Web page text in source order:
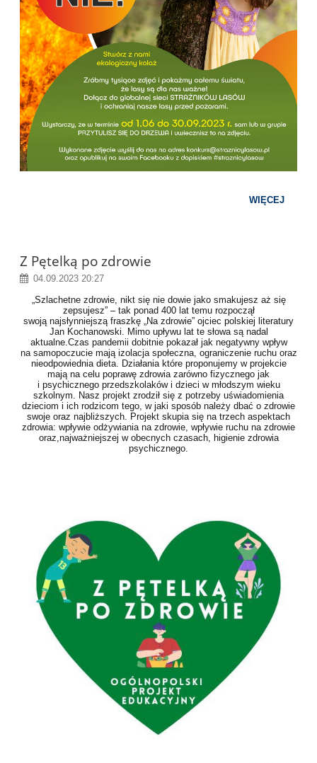
WIĘCEJ
Z Pętelką po zdrowie
04.09.2023 20:27
„Szlachetne zdrowie, nikt się nie dowie jako smakujesz aż się
zepsujesz” – tak ponad 400 lat temu rozpoczął
swoją najsłynniejszą fraszkę „Na zdrowie” ojciec polskiej literatury
Jan Kochanowski. Mimo upływu lat te słowa są nadal
aktualne.Czas pandemii dobitnie pokazał jak negatywny wpływ
na samopoczucie mają izolacja społeczna, ograniczenie ruchu oraz
nieodpowiednia dieta. Działania które proponujemy w projekcie
mają na celu poprawę zdrowia zarówno fizycznego jak
i psychicznego przedszkolaków i dzieci w młodszym wieku
szkolnym. Nasz projekt zrodził się z potrzeby uświadomienia
dzieciom i ich rodzicom tego, w jaki sposób należy dbać o zdrowie
swoje oraz najbliższych. Projekt skupia się na trzech aspektach
zdrowia: wpływie odżywiania na zdrowie, wpływie ruchu na zdrowie
oraz,najważniejszej w obecnych czasach, higienie zdrowia
psychicznego.